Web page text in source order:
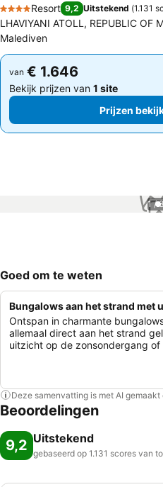
4 Sterren
Resort 9,2 Uitstekend (1.131
LHAVIYANI ATOLL, REPUBLIC
Malediven
van € 1.646
Bekijk prijzen van 1 site
Prijzen
van € 1.646
Bekijk prijzen van 1 site
Prijzen
1 /
Goed om te weten
Bungalows aan het strand met
Ontspan in charmante
allemaal direct aan het strand
uitzicht op de zonsondergang of
Deze samenvatting is met AI
Beoordelingen
9,2 Uitstekend
gebaseerd op 1.131 scores van